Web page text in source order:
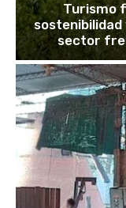
Turismo
sostenibilidad
sector